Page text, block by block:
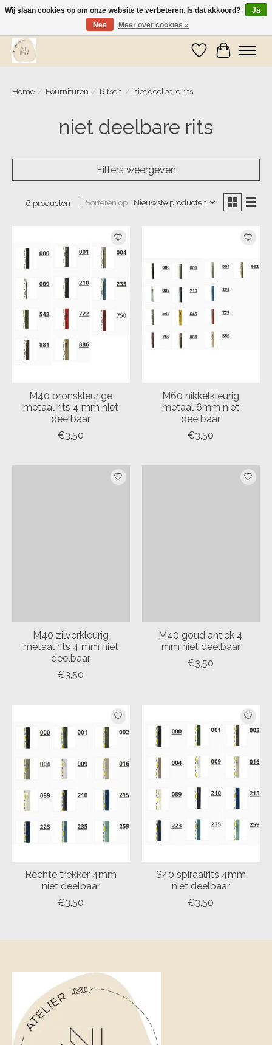
Wij zijn op vakantie! Vanaf zaterdag 9 mei worden er weer pakketjes verzonden
Verlanglijst
Home / Fournituren / Ritsen / niet deelbare rits
niet deelbare rits
Filters weergeven
6 producten Sorteren op Nieuwste producten
M40 bronskleurige
metaal rits 4 mm niet
deelbaar
€3,50
M60 nikkelkleurig
metaal 6mm niet
deelbaar
€3,50
M40 zilverkleurig
metaal rits 4 mm niet
deelbaar
€3,50
M40 goud antiek 4
mm niet deelbaar
€3,50
Rechte trekker 4mm
niet deelbaar
€3,50
S40 spiraalrits 4mm
niet deelbaar
€3,50
Wij slaan cookies op om onze website te verbeteren. Is dat akkoord?
Ja
Nee
Meer over cookies »